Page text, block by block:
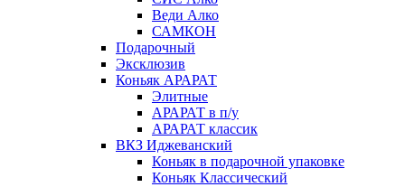
Веди Алко
САМКОН
Подарочный
Эксклюзив
Коньяк АРАРАТ
Элитные
АРАРАТ в п/у
АРАРАТ классик
ВКЗ Иджеванский
Коньяк в подарочной упаковке
Коньяк Классический